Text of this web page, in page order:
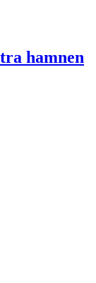
hamnen